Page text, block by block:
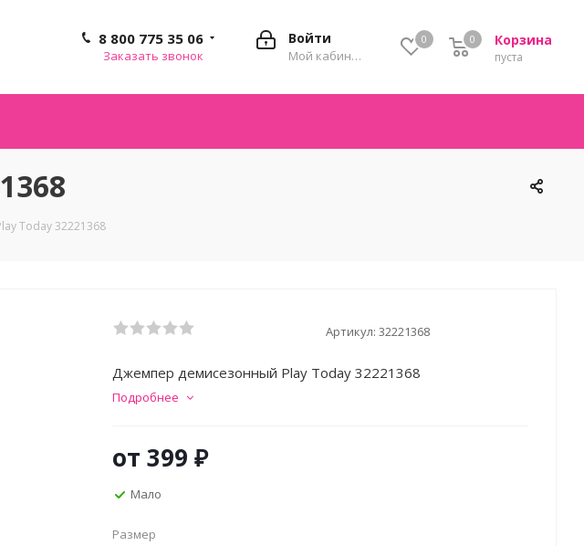
0 Корзина
0
пуста
0
Войти
Мой кабинет
8 800 775 35 06
Заказать звонок
Today 32221368
Артикул: 32221368
Джемпер демисезонный Play Today 32221368
Подробнее
от 399 ₽
Мало
Размер